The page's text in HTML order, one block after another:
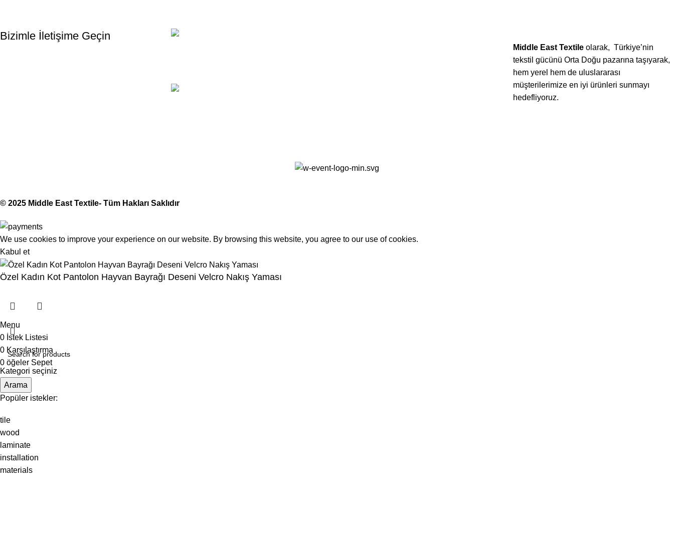
Bizimle İletişime Geçin
Middle East Textileolarak, Türkiye’nin
tekstil gücünü Orta Doğu pazarına taşıyarak,
hem yerel hem de uluslararası
müşterilerimize en iyi ürünleri sunmayı
hedefliyoruz.
© 2025 Middle East Textile- Tüm Hakları Saklıdır
We use cookies to improve your experience on our website. By browsing this website, you agree to our use of cookies.
Kabul et
Özel Kadın Kot Pantolon Hayvan Bayrağı Deseni Velcro Nakış Yaması
Kategori seçiniz
Arama
Popüler istekler:
tile
wood
laminate
installation
materials
Menu
0 İstek Listesi
0 Karşılaştırma
0 öğeler Sepet